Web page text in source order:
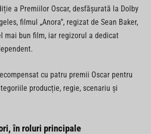
a Premiilor Oscar, desfășurată la Dolby
filmul „Anora”, regizat de Sean Baker,
mai bun film, iar regizorul a dedicat
cu patru premii Oscar pentru
producție, regie, scenariu și
în roluri principale